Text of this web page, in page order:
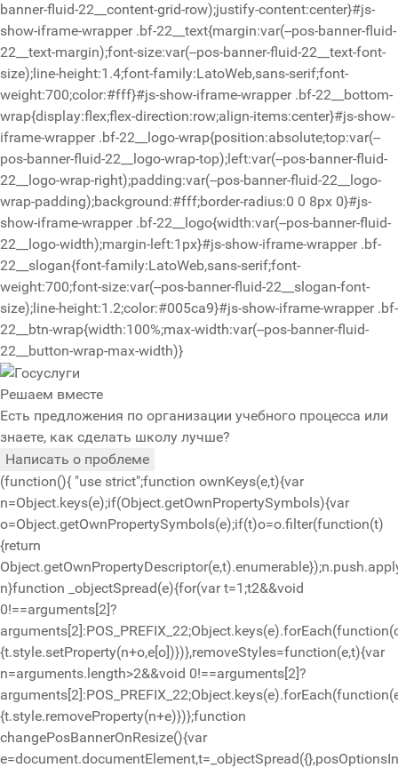
banner-fluid-22__content-grid-row);justify-content:center}#js-
show-iframe-wrapper .bf-22__text{margin:var(--pos-banner-fluid-
22__text-margin);font-size:var(--pos-banner-fluid-22__text-font-
size);line-height:1.4;font-family:LatoWeb,sans-serif;font-
weight:700;color:#fff}#js-show-iframe-wrapper .bf-22__bottom-
wrap{display:flex;flex-direction:row;align-items:center}#js-show-
iframe-wrapper .bf-22__logo-wrap{position:absolute;top:var(--
pos-banner-fluid-22__logo-wrap-top);left:var(--pos-banner-fluid-
22__logo-wrap-right);padding:var(--pos-banner-fluid-22__logo-
wrap-padding);background:#fff;border-radius:0 0 8px 0}#js-
show-iframe-wrapper .bf-22__logo{width:var(--pos-banner-fluid-
22__logo-width);margin-left:1px}#js-show-iframe-wrapper .bf-
22__slogan{font-family:LatoWeb,sans-serif;font-
weight:700;font-size:var(--pos-banner-fluid-22__slogan-font-
size);line-height:1.2;color:#005ca9}#js-show-iframe-wrapper .bf-
22__btn-wrap{width:100%;max-width:var(--pos-banner-fluid-
22__button-wrap-max-width)}
Решаем вместе
Есть предложения по организации учебного процесса или
знаете, как сделать школу лучше?
Написать о проблеме
(function(){ "use strict";function ownKeys(e,t){var
n=Object.keys(e);if(Object.getOwnPropertySymbols){var
o=Object.getOwnPropertySymbols(e);if(t)o=o.filter(function(t)
{return
n}function _objectSpread(e){for(var t=1;t2&&void
0!==arguments[2]?
{t.style.setProperty(n+o,e[o])})},removeStyles=function(e,t){var
n=arguments.length>2&&void 0!==arguments[2]?
{t.style.removeProperty(n+e)})};function
changePosBannerOnResize(){var